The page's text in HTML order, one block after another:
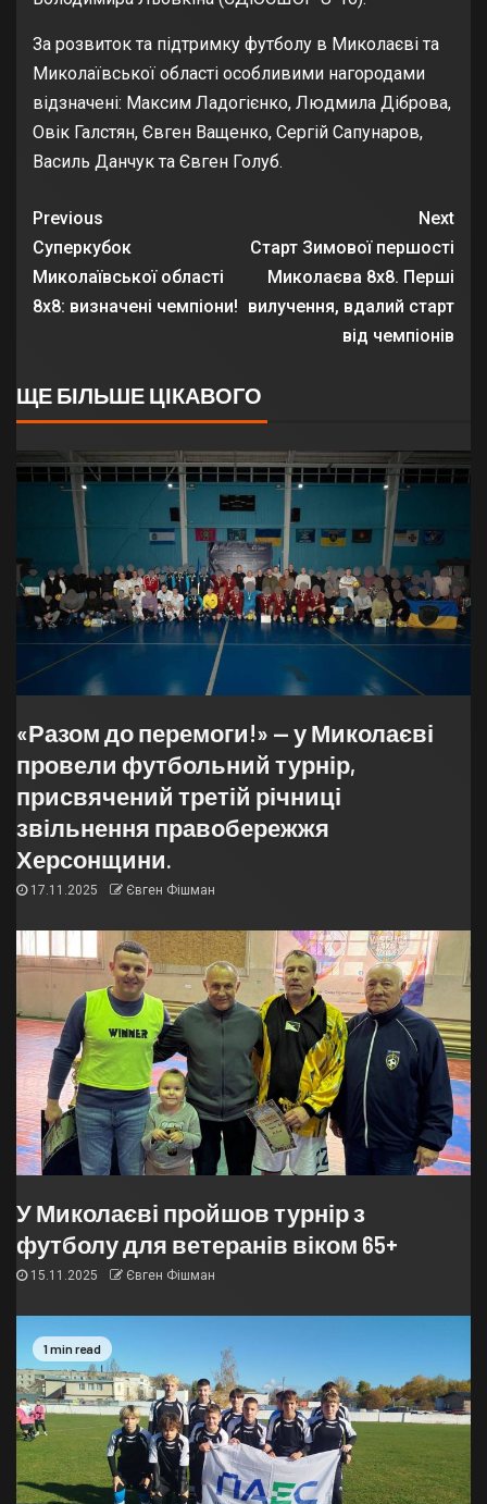
За розвиток та підтримку футболу в Миколаєві та
Миколаївської області особливими нагородами
відзначені: Максим Ладогієнко, Людмила Діброва,
Овік Галстян, Євген Ващенко, Сергій Сапунаров,
Василь Данчук та Євген Голуб.
Previous
Суперкубок
Миколаївської області
8х8: визначені чемпіони!
Next
Старт Зимової першості
Миколаєва 8х8. Перші
вилучення, вдалий старт
від чемпіонів
ЩЕ БІЛЬШЕ ЦІКАВОГО
«Разом до перемоги!» — у Миколаєві
провели футбольний турнір,
присвячений третій річниці
звільнення правобережжя
Херсонщини.
17.11.2025 Євген Фішман
У Миколаєві пройшов турнір з
футболу для ветеранів віком 65+
15.11.2025 Євген Фішман
1 min read